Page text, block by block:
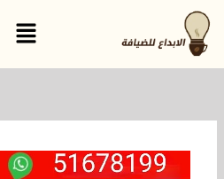
تخطي
إلى
المحتوى
القائمة